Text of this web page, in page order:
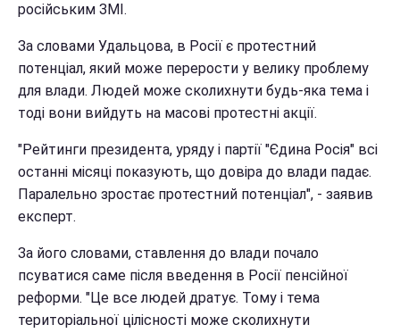
російським ЗМІ.
За словами Удальцова, в Росії є протестний
потенціал, який може перерости у велику проблему
для влади. Людей може сколихнути будь-яка тема і
тоді вони вийдуть на масові протестні акції.
"Рейтинги президента, уряду і партії "Єдина Росія" всі
останні місяці показують, що довіра до влади падає.
Паралельно зростає протестний потенціал", - заявив
експерт.
За його словами, ставлення до влади почало
псуватися саме після введення в Росії пенсійної
реформи. "Це все людей дратує. Тому і тема
територіальної цілісності може сколихнути